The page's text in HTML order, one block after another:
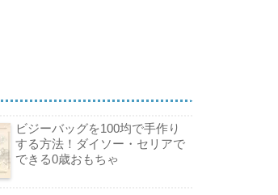
ビジーバッグを100均で手作り
する方法！ダイソー・セリアで
できる0歳おもちゃ